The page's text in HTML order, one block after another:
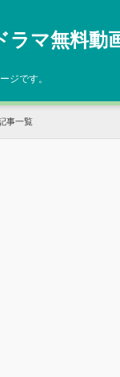
ラマ無料動
ジです。
事一覧